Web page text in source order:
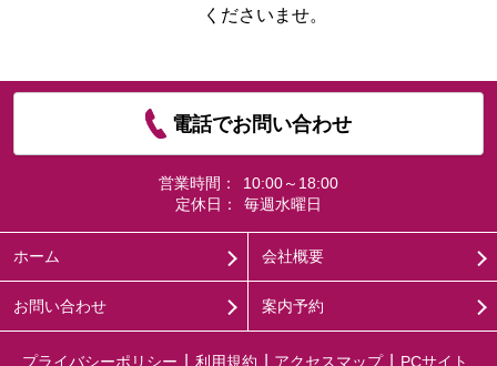
くださいませ。
電話でお問い合わせ
営業時間：
10:00～18:00
定休日：
毎週水曜日
ホーム 会社概要
お問い合わせ 案内予約
プライバシーポリシー 利用規約 アクセスマップ
PCサイト